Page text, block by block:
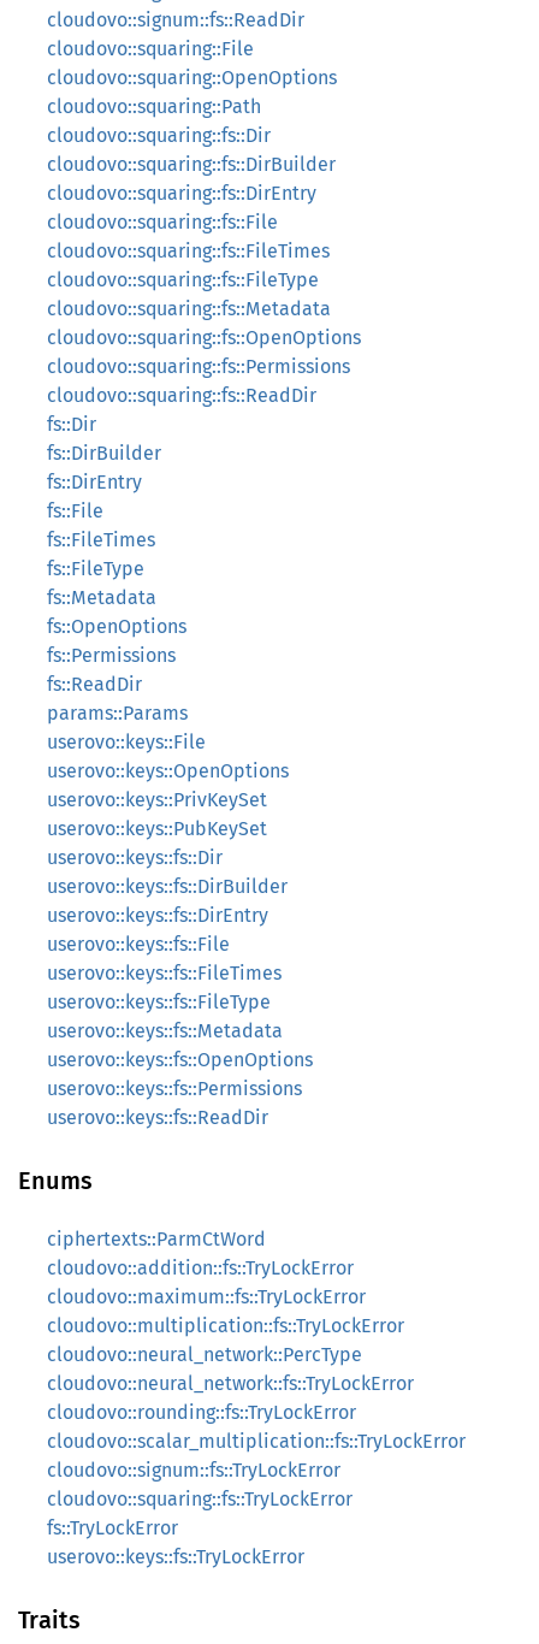
cloudovo::signum::fs::ReadDir
cloudovo::squaring::File
cloudovo::squaring::OpenOptions
cloudovo::squaring::Path
cloudovo::squaring::fs::Dir
cloudovo::squaring::fs::DirBuilder
cloudovo::squaring::fs::DirEntry
cloudovo::squaring::fs::File
cloudovo::squaring::fs::FileTimes
cloudovo::squaring::fs::FileType
cloudovo::squaring::fs::Metadata
cloudovo::squaring::fs::OpenOptions
cloudovo::squaring::fs::Permissions
cloudovo::squaring::fs::ReadDir
fs::Dir
fs::DirBuilder
fs::DirEntry
fs::File
fs::FileTimes
fs::FileType
fs::Metadata
fs::OpenOptions
fs::Permissions
fs::ReadDir
params::Params
userovo::keys::File
userovo::keys::OpenOptions
userovo::keys::PrivKeySet
userovo::keys::PubKeySet
userovo::keys::fs::Dir
userovo::keys::fs::DirBuilder
userovo::keys::fs::DirEntry
userovo::keys::fs::File
userovo::keys::fs::FileTimes
userovo::keys::fs::FileType
userovo::keys::fs::Metadata
userovo::keys::fs::OpenOptions
userovo::keys::fs::Permissions
userovo::keys::fs::ReadDir
Enums
ciphertexts::ParmCtWord
cloudovo::addition::fs::TryLockError
cloudovo::maximum::fs::TryLockError
cloudovo::multiplication::fs::TryLockError
cloudovo::neural_network::PercType
cloudovo::neural_network::fs::TryLockError
cloudovo::rounding::fs::TryLockError
cloudovo::scalar_multiplication::fs::TryLockError
cloudovo::signum::fs::TryLockError
cloudovo::squaring::fs::TryLockError
fs::TryLockError
userovo::keys::fs::TryLockError
Traits